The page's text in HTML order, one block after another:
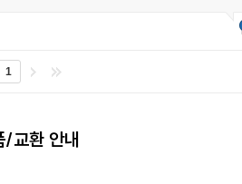
1
/교환 안내